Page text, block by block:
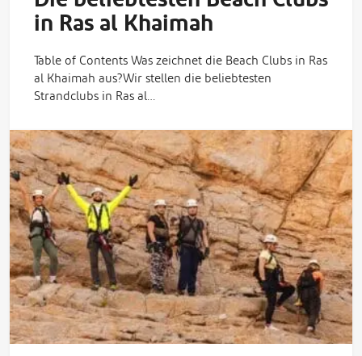
in Ras al Khaimah
Table of Contents Was zeichnet die Beach Clubs in Ras
al Khaimah aus?Wir stellen die beliebtesten
Strandclubs in Ras al…